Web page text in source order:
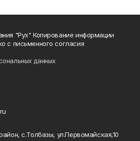
"Рух" Копирование информации
с письменного согласия
данных
с.Толбазы, ул.Первомайская,10